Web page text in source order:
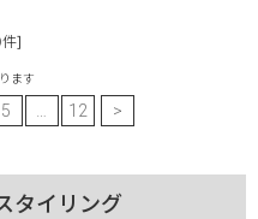
]
ます
5 … 12 >
タイリング